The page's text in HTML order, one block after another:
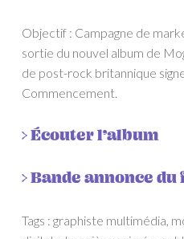
Objectif : Campagne de
sortie du nouvel album de
de post-rock britannique
Commencement.
> Écouter l’album
> Bande annonce
Tags : graphiste multimédia,